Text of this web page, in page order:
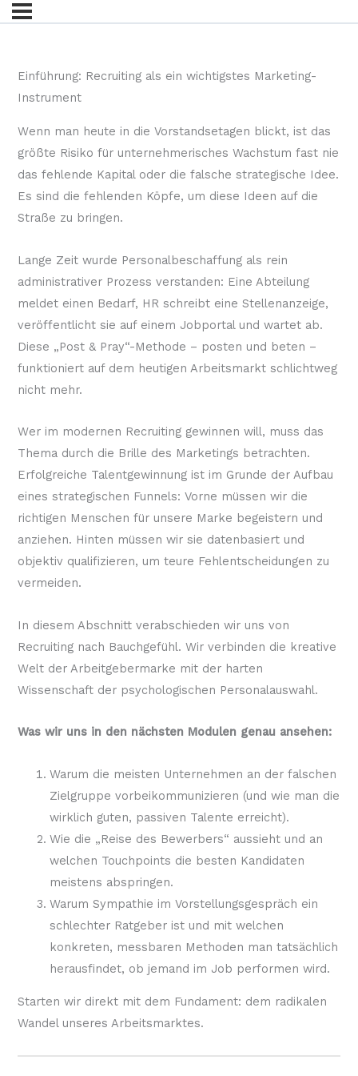
Einführung: Recruiting als ein wichtigstes Marketing-
Instrument
Wenn man heute in die Vorstandsetagen blickt, ist das
größte Risiko für unternehmerisches Wachstum fast nie
das fehlende Kapital oder die falsche strategische Idee.
Es sind die fehlenden Köpfe, um diese Ideen auf die
Straße zu bringen.
Lange Zeit wurde Personalbeschaffung als rein
administrativer Prozess verstanden: Eine Abteilung
meldet einen Bedarf, HR schreibt eine Stellenanzeige,
veröffentlicht sie auf einem Jobportal und wartet ab.
Diese „Post & Pray“-Methode – posten und beten –
funktioniert auf dem heutigen Arbeitsmarkt schlichtweg
nicht mehr.
Wer im modernen Recruiting gewinnen will, muss das
Thema durch die Brille des Marketings betrachten.
Erfolgreiche Talentgewinnung ist im Grunde der Aufbau
eines strategischen Funnels: Vorne müssen wir die
richtigen Menschen für unsere Marke begeistern und
anziehen. Hinten müssen wir sie datenbasiert und
objektiv qualifizieren, um teure Fehlentscheidungen zu
vermeiden.
In diesem Abschnitt verabschieden wir uns von
Recruiting nach Bauchgefühl. Wir verbinden die kreative
Welt der Arbeitgebermarke mit der harten
Wissenschaft der psychologischen Personalauswahl.
Was wir uns in den nächsten Modulen genau ansehen:
Warum die meisten Unternehmen an der falschen
Zielgruppe vorbeikommunizieren (und wie man die
wirklich guten, passiven Talente erreicht).
Wie die „Reise des Bewerbers“ aussieht und an
welchen Touchpoints die besten Kandidaten
meistens abspringen.
Warum Sympathie im Vorstellungsgespräch ein
schlechter Ratgeber ist und mit welchen
konkreten, messbaren Methoden man tatsächlich
herausfindet, ob jemand im Job performen wird.
Starten wir direkt mit dem Fundament: dem radikalen
Wandel unseres Arbeitsmarktes.